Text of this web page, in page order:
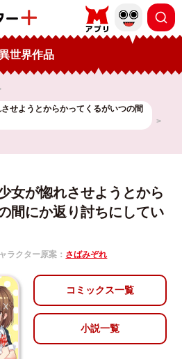
世界作品
せようとからかってくるがいつの間
女が惚れさせようとから
間にか返り討ちにしてい
ラクター原案： さばみぞれ
コミックス一覧
小説一覧